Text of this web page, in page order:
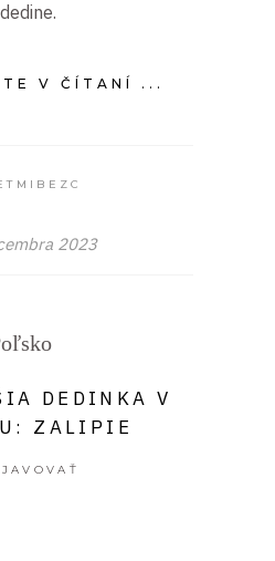
dedine.
V ČÍTANÍ ...
2023
DEDINKA V
ZALIPIE